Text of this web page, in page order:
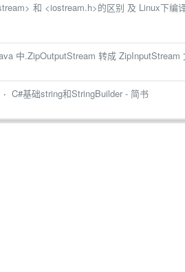
和 <iostream.h>的区别 及 Linux下编
中.ZipOutputStream 转成 ZipInputStream
· C#基础string和StringBuilder - 简书